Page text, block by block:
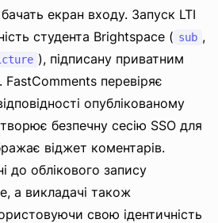
екран входу. Запуск LTI
студента Brightspace ( sub ,
), підписану приватним
перевіряє
опублікованому
безпечну сесію SSO для
віджет коментарів.
до облікового запису
а викладачі також
свою ідентичність